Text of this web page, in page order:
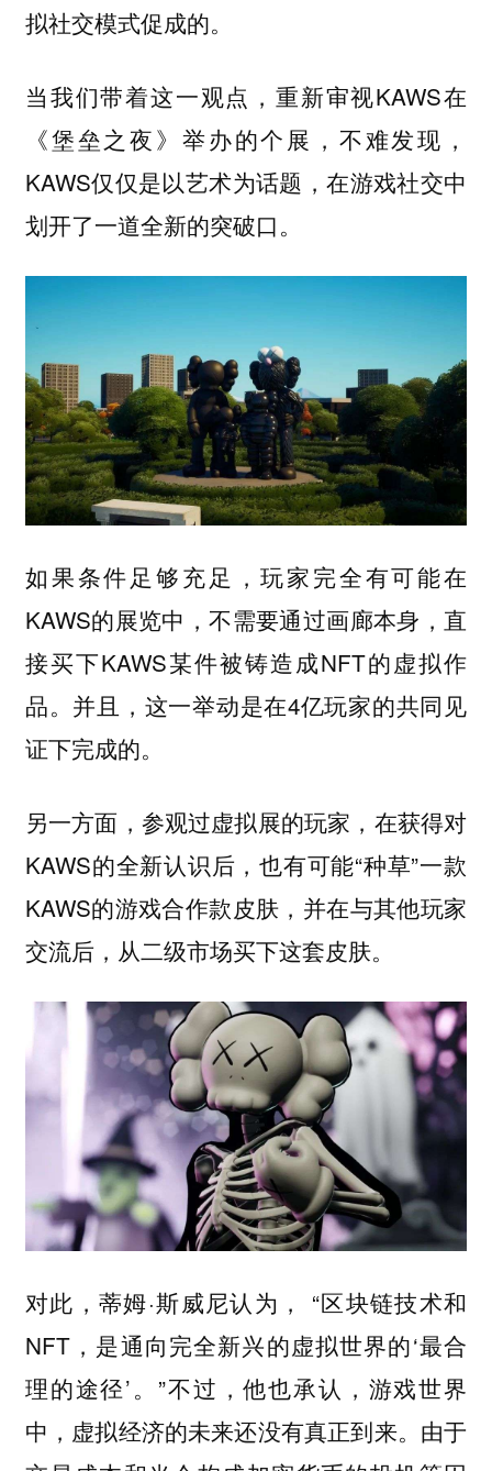
拟社交模式促成的。
当我们带着这一观点，重新审视KAWS在
《堡垒之夜》举办的个展，不难发现，
KAWS仅仅是以艺术为话题，在游戏社交中
划开了一道全新的突破口。
如果条件足够充足，玩家完全有可能在
KAWS的展览中，不需要通过画廊本身，直
接买下KAWS某件被铸造成NFT的虚拟作
品。并且，这一举动是在4亿玩家的共同见
证下完成的。
另一方面，参观过虚拟展的玩家，在获得对
KAWS的全新认识后，也有可能“种草”一款
KAWS的游戏合作款皮肤，并在与其他玩家
交流后，从二级市场买下这套皮肤。
对此，蒂姆·斯威尼认为， “区块链技术和
NFT，是通向完全新兴的虚拟世界的‘最合
理的途径’。”不过，他也承认，游戏世界
中，虚拟经济的未来还没有真正到来。由于